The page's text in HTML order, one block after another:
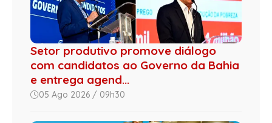
Setor produtivo promove diálogo
com candidatos ao Governo da Bahia
e entrega agend...
05 Ago 2026 / 09h30